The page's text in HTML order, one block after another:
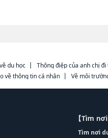
du học Thông điệp của anh chị
về thông tin cá nhân Về môi
【Tìm
Tìm nơi